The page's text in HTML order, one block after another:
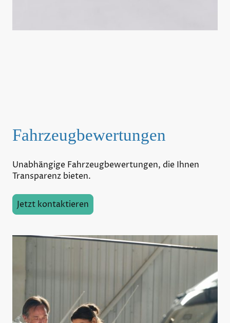
Fahrzeugbewertungen
Unabhängige Fahrzeugbewertungen, die Ihnen
Transparenz bieten.
Jetzt kontaktieren